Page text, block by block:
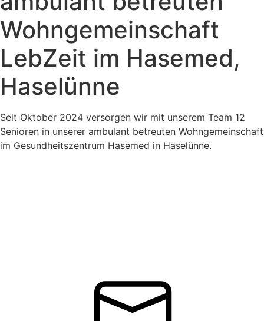
Wohngemeinschaft
LebZeit im Hasemed,
Haselünne
Seit Oktober 2024 versorgen wir mit unserem Team 12
Senioren in unserer ambulant betreuten Wohngemeinschaft
im Gesundheitszentrum Hasemed in Haselünne.